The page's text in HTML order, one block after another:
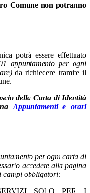
Comune non potranno
potrà essere effettuato
appuntamento per ogni
da richiedere tramite il
della Carta di Identità
Appuntamenti e orari
per ogni carta di
accedere alla pagina
campi obbligatori:
SOLO PER I